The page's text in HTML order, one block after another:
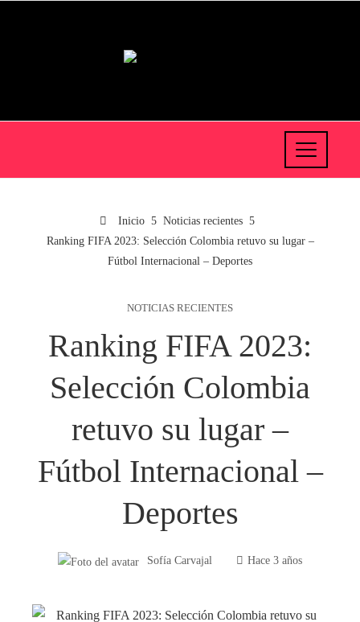
Inicio
Noticias recientes
Ranking FIFA 2023: Selección Colombia retuvo su lugar –
Fútbol Internacional – Deportes
NOTICIAS RECIENTES
Ranking FIFA 2023:
Selección Colombia
retuvo su lugar –
Fútbol Internacional –
Deportes
Sofía Carvajal Hace 3 años